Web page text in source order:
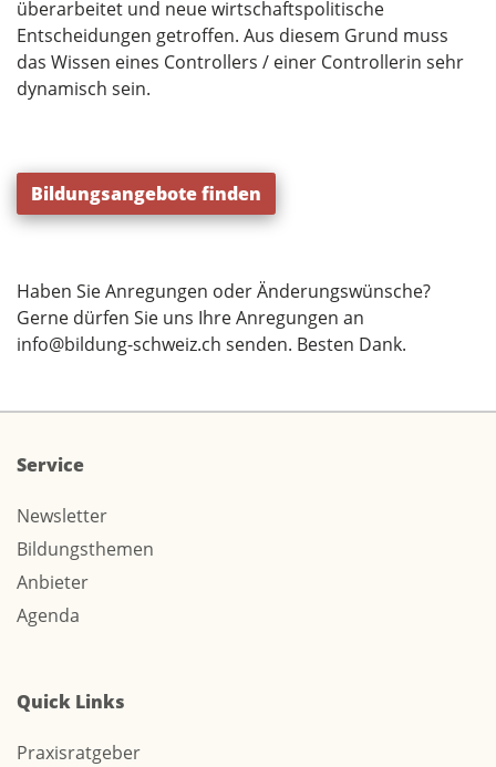
überarbeitet und neue wirtschaftspolitische
Entscheidungen getroffen. Aus diesem Grund muss
das Wissen eines Controllers / einer Controllerin sehr
dynamisch sein.
Bildungsangebote finden
Haben Sie Anregungen oder Änderungswünsche?
Gerne dürfen Sie uns Ihre Anregungen an
info@bildung-schweiz.ch senden. Besten Dank.
Service
Newsletter
Bildungsthemen
Anbieter
Agenda
Quick Links
Praxisratgeber